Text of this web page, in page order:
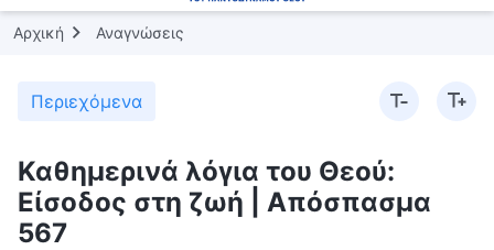
Αρχική Αναγνώσεις
Περιεχόμενα
Καθημερινά λόγια του Θεού:
Είσοδος στη ζωή | Απόσπασμα
567